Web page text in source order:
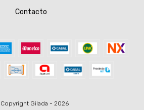
Contacto
Gilada - 2026